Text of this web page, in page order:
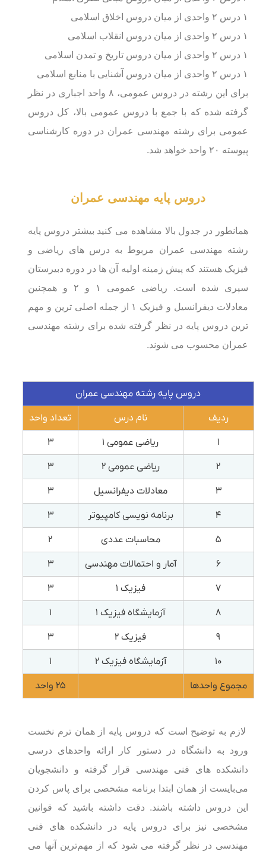
۱ درس ۲ واحدی از میان دروس اخلاق اسلامی
۱ درس ۲ واحدی از میان دروس انقلاب اسلامی
۱ درس ۲ واحدی از میان دروس تاریخ و تمدن اسلامی
۱ درس ۲ واحدی از میان دروس آشنایی با منابع اسلامی
برای این رشته در دروس عمومی، ۸ واحد اجباری در نظر
گرفته شده که با جمع با دروس عمومی بالا، کل دروس
عمومی برای رشته مهندسی عمران در دوره کارشناسی
پیوسته ۲۰ واحد خواهد شد.
دروس پایه مهندسی عمران
همانطور در جدول بالا مشاهده می کنید بیشتر دروس پایه
رشته مهندسی عمران مربوط به درس های ریاضی و
فیزیک هستند که پیش زمینه اولیه آن ها در دوره دبیرستان
سپری شده است. ریاضی عمومی ۱ و ۲ و همچنین
معادلات دیفرانسیل و فیزیک ۱ از جمله اصلی ترین و مهم
ترین دروس پایه در نظر گرفته شده برای رشته مهندسی
عمران محسوب می شوند.
دروس پایه رشته مهندسی عمران
ردیف نام درس تعداد واحد
۱ ریاضی عمومی ۱ ۳
۲ ریاضی عمومی ۲ ۳
۳ معادلات دیفرانسیل ۳
۴ برنامه نویسی کامپیوتر ۳
۵ محاسبات عددی ۲
۶ آمار و احتمالات مهندسی ۳
۷ فیزیک ۱ ۳
۸ آزمایشگاه فیزیک ۱ ۱
۹ فیزیک ۲ ۳
۱۰ آزمایشگاه فیزیک ۲ ۱
مجموع واحدها ۲۵ واحد
لازم به توضیح است که دروس پایه از همان ترم نخست
ورود به دانشگاه در دستور کار ارائه واحدهای درسی
دانشکده های فنی مهندسی قرار گرفته و دانشجویان
می‌بایست از همان ابتدا برنامه مشخصی برای پاس کردن
این دروس داشته باشند. دقت داشته باشید که قوانین
مشخصی نیز برای دروس پایه در دانشکده های فنی
مهندسی در نظر گرفته می شود که از مهم‌ترین آنها می